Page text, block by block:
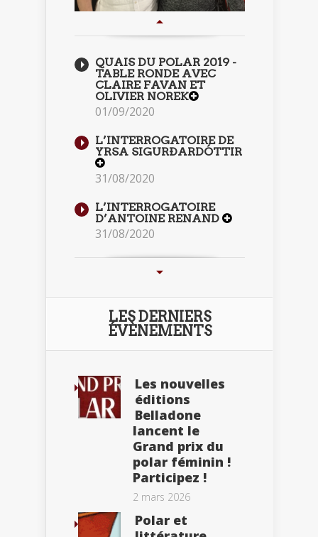
QUAIS DU POLAR 2019 -
TABLE RONDE AVEC
CLAIRE FAVAN ET
OLIVIER NOREK
01/09/2020
L’INTERROGATOIRE DE
YRSA SIGURÐARDÓTTIR
31/08/2020
L’INTERROGATOIRE
D’ANTOINE RENAND
31/08/2020
LES DERNIERS
ÉVÈNEMENTS
Les nouvelles
éditions
Belladone
lancent le
Grand prix du
polar féminin !
Participez !
2 mars 2026
Polar et